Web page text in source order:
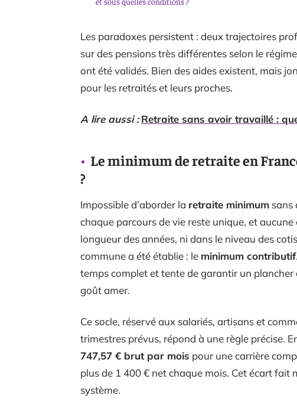
Les paradoxes persistent : deux trajectoires
sur des pensions très différentes selon le
ont été validés. Bien des aides existent, mais
pour les retraités et leurs proches.
A lire aussi : Retraite sans avoir travaillé :
Le minimum de retraite en
?
Impossible d’aborder la retraite minimum sans
chaque parcours de vie reste unique, et
longueur des années, ni dans le niveau des
commune a été établie : le minimum contributif
temps complet et tente de garantir un
goût amer.
Ce socle, réservé aux salariés, artisans et
trimestres prévus, répond à une règle précise.
747,57 € brut par mois pour une carrière
plus de 1 400 € net chaque mois. Cet écart fait
système.